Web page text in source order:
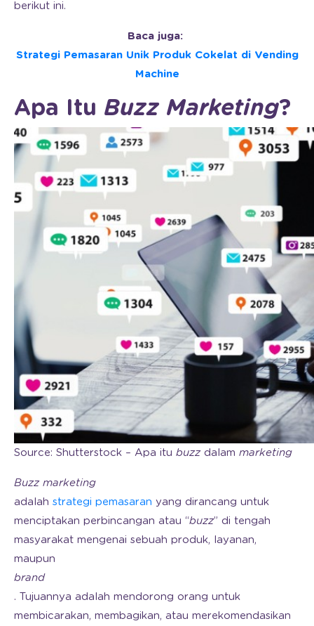
berikut ini.
Baca juga:
Strategi Pemasaran Unik Produk Cokelat di Vending
Machine
Apa Itu Buzz Marketing?
Source: Shutterstock – Apa itu buzzdalam marketing
Buzz marketing
adalah strategi pemasaran yang dirancang untuk
menciptakan perbincangan atau “buzz” di tengah
masyarakat mengenai sebuah produk, layanan,
maupun
brand
. Tujuannya adalah mendorong orang untuk
membicarakan, membagikan, atau merekomendasikan